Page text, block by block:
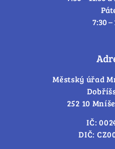
7:30 –
Městský úřad
252 10
IČ:
DIČ: